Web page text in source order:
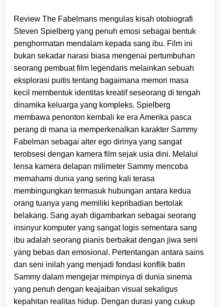
Review The Fabelmans mengulas kisah otobiografi
Steven Spielberg yang penuh emosi sebagai bentuk
penghormatan mendalam kepada sang ibu. Film ini
bukan sekadar narasi biasa mengenai pertumbuhan
seorang pembuat film legendaris melainkan sebuah
eksplorasi puitis tentang bagaimana memori masa
kecil membentuk identitas kreatif seseorang di tengah
dinamika keluarga yang kompleks. Spielberg
membawa penonton kembali ke era Amerika pasca
perang di mana ia memperkenalkan karakter Sammy
Fabelman sebagai alter ego dirinya yang sangat
terobsesi dengan kamera film sejak usia dini. Melalui
lensa kamera delapan milimeter Sammy mencoba
memahami dunia yang sering kali terasa
membingungkan termasuk hubungan antara kedua
orang tuanya yang memiliki kepribadian bertolak
belakang. Sang ayah digambarkan sebagai seorang
insinyur komputer yang sangat logis sementara sang
ibu adalah seorang pianis berbakat dengan jiwa seni
yang bebas dan emosional. Pertentangan antara sains
dan seni inilah yang menjadi fondasi konflik batin
Sammy dalam mengejar mimpinya di dunia sinema
yang penuh dengan keajaiban visual sekaligus
kepahitan realitas hidup. Dengan durasi yang cukup